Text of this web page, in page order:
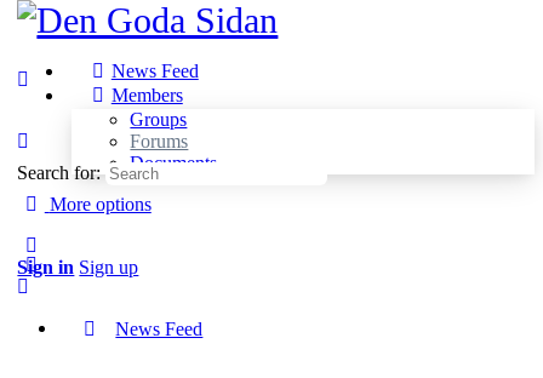
News Feed
Members
Groups
Forums
Documents
More options
Sign in Sign up
Search for:
News Feed